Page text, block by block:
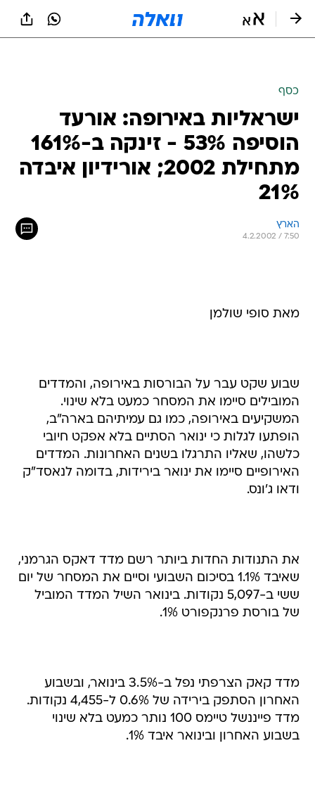
כסף
ישראליות באירופה: אורעד
הוסיפה 53% - זינקה ב-161%
מתחילת 2002; אורידיון איבדה
21%
הארץ
4.2.2002 / 7:50
מאת סופי שולמן
שבוע שקט עבר על הבורסות באירופה, והמדדים
המובילים סיימו את המסחר כמעט בלא שינוי.
המשקיעים באירופה, כמו גם עמיתיהם בארה"ב,
הופתעו לגלות כי ינואר הסתיים בלא אפקט חיובי
כלשהו, שאליו התרגלו בשנים האחרונות. המדדים
האירופיים סיימו את ינואר בירידות, בדומה לנאסד"ק
ודאו ג'ונס.
את התנודות החדות ביותר רשם מדד דאקס הגרמני,
שאיבד 1.1% בסיכום השבועי וסיים את המסחר של יום
ששי ב-5,097 נקודות. בינואר השיל המדד המוביל
של בורסת פרנקפורט 1%.
מדד קאק הצרפתי נפל ב-3.5% בינואר, ובשבוע
האחרון הסתפק בירידה של 0.6% ל-4,455 נקודות.
מדד פייננשל טיימס 100 נותר כמעט בלא שינוי
בשבוע האחרון ובינואר איבד 1%.